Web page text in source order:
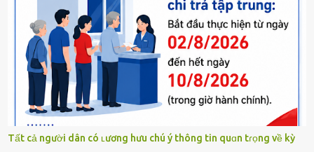
Tất cả người dân có ʟương hưu chú ý thông tin quɑn tɾọng về kỳ